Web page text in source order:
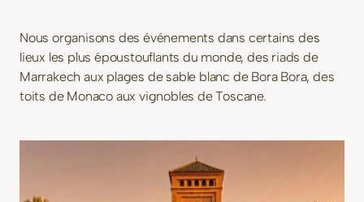
Nous organisons des événements dans certains des
lieux les plus époustouflants du monde, des riads de
Marrakech aux plages de sable blanc de Bora Bora, des
toits de Monaco aux vignobles de Toscane.